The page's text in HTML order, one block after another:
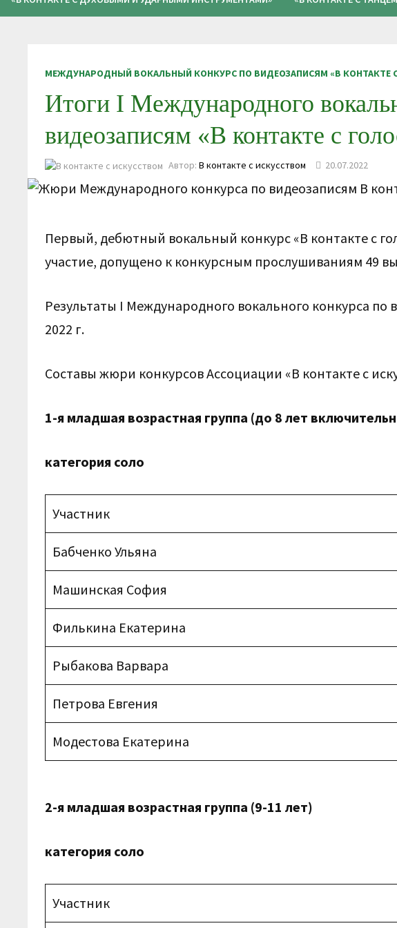
МЕЖДУНАРОДНЫЙ ВОКАЛЬНЫЙ КОНКУРС ПО ВИДЕОЗАПИСЯМ «В КОНТАКТЕ
Итоги I Международного
видеозаписям «В контакте с
Автор:В контакте с искусством 20.07.2022
Первый, дебютный вокальный конкурс «В контакте с
участие, допущено к конкурсным прослушиваниям 49
Результаты I Международного вокального конкурса по
2022 г.
Составы жюри конкурсов Ассоциации «В контакте с
1-я младшая возрастная группа (до 8 лет
категория соло
Участник
Бабченко Ульяна
Машинская София
Филькина Екатерина
Рыбакова Варвара
Петрова Евгения
Модестова Екатерина
2-я младшая возрастная группа (9-11 лет)
категория соло
Участник